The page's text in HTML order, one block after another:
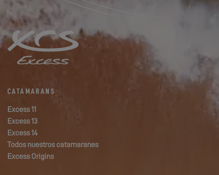
CATAMARANS
Excess 11
Excess 13
Excess 14
Todos nuestros catamaranes
Excess Origins